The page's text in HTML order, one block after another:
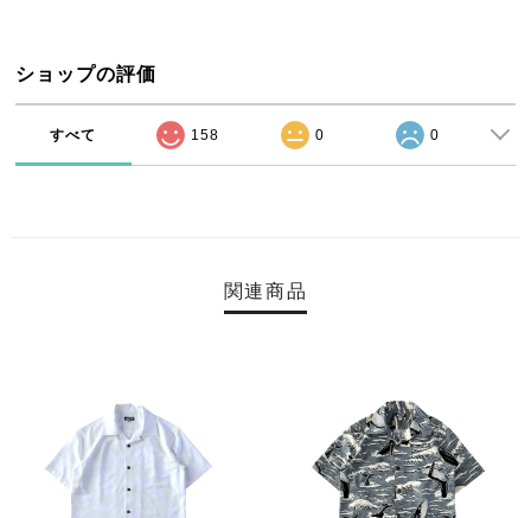
ショップの評価
すべて 158 0 0
関連商品